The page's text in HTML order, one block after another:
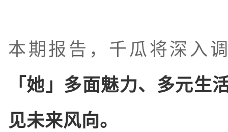
本期报告，千瓜将深入
「她」多面魅力、多元生
见未来风向。